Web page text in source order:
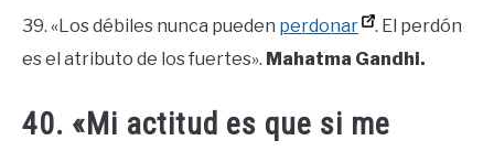
39. «Los débiles nunca pueden perdonar
. El perdón
es el atributo de los fuertes». Mahatma Gandhi.
40. «Mi actitud es que si me